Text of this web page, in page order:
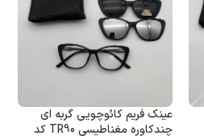
عینک فریم کائوچویی گربه ای
چندکاوره مغناطیسی TR90 کد